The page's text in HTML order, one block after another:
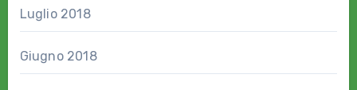
Luglio 2018
Giugno 2018